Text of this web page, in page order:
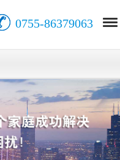
0755-86379063